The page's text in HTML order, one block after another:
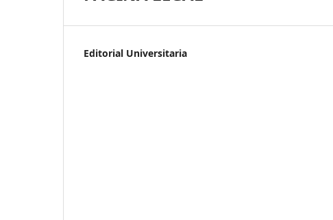
Editorial Universitaria